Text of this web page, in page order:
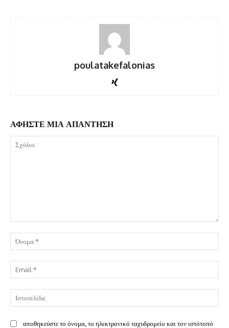
poulatakefalonias
ΑΦΗΣΤΕ ΜΙΑ ΑΠΑΝΤΗΣΗ
αποθηκεύστε το όνομα, το ηλεκτρονικό ταχυδρομείο και τον ιστότοπό